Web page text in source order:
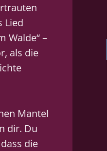
Lied
Walde“ –
als die
Mantel
dir. Du
die